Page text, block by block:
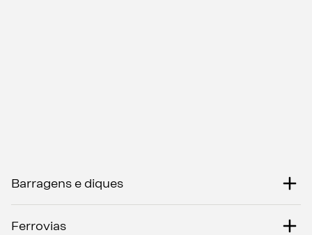
Barragens e diques
Ferrovias